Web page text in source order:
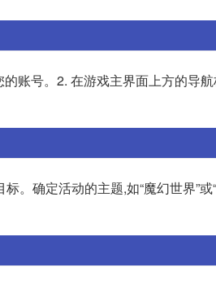
账号。2. 在游戏主界面上方的导
。确定活动的主题,如“魔幻世界”或